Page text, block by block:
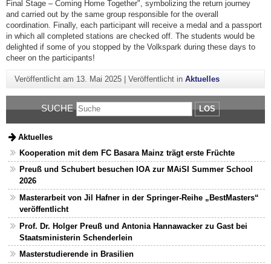
Final Stage – Coming Home Together", symbolizing the return journey
and carried out by the same group responsible for the overall
coordination. Finally, each participant will receive a medal and a passport
in which all completed stations are checked off. The students would be
delighted if some of you stopped by the Volkspark during these days to
cheer on the participants!
Veröffentlicht am 13. Mai 2025| Veröffentlicht in Aktuelles
SUCHE LOS
Aktuelles
Kooperation mit dem FC Basara Mainz trägt erste Früchte
Preuß und Schubert besuchen IOA zur MAiSI Summer School
2026
Masterarbeit von Jil Hafner in der Springer-Reihe „BestMasters“
veröffentlicht
Prof. Dr. Holger Preuß und Antonia Hannawacker zu Gast bei
Staatsministerin Schenderlein
Masterstudierende in Brasilien